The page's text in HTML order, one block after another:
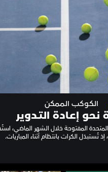
الكوكب الممكن
إعـادة التـدوير
تُستبدَل الكرات بانتظام أثناء المباريات.